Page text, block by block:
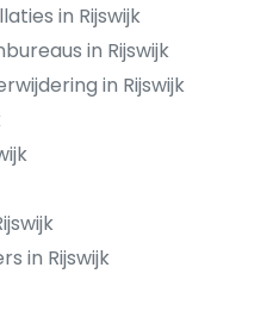
in Rijswijk
in Rijswijk
in Rijswijk
in Rijswijk